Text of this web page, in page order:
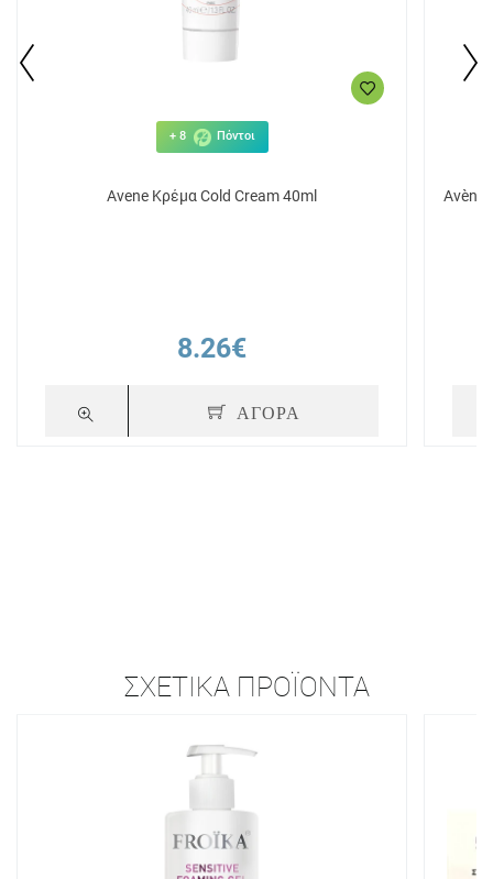
+ 8 Πόντοι
Avene Κρέμα Cold Cream 40ml
8.26€
ΑΓΟΡΑ
Avène
ΣΧΕΤΙΚΆ ΠΡΟΪΌΝΤΑ